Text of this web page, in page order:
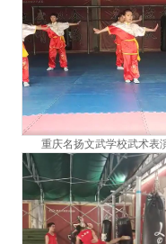
重庆名扬文武学校武术表